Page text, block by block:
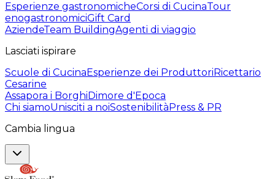
Esperienze gastronomicheCorsi di CucinaTour
enogastronomiciGift Card
AziendeTeam BuildingAgenti di viaggio
Lasciati ispirare
Scuole di CucinaEsperienze dei ProduttoriRicettario
Cesarine
Assapora i BorghiDimore d'Epoca
Chi siamoUnisciti a noiSostenibilitàPress & PR
Cambia lingua